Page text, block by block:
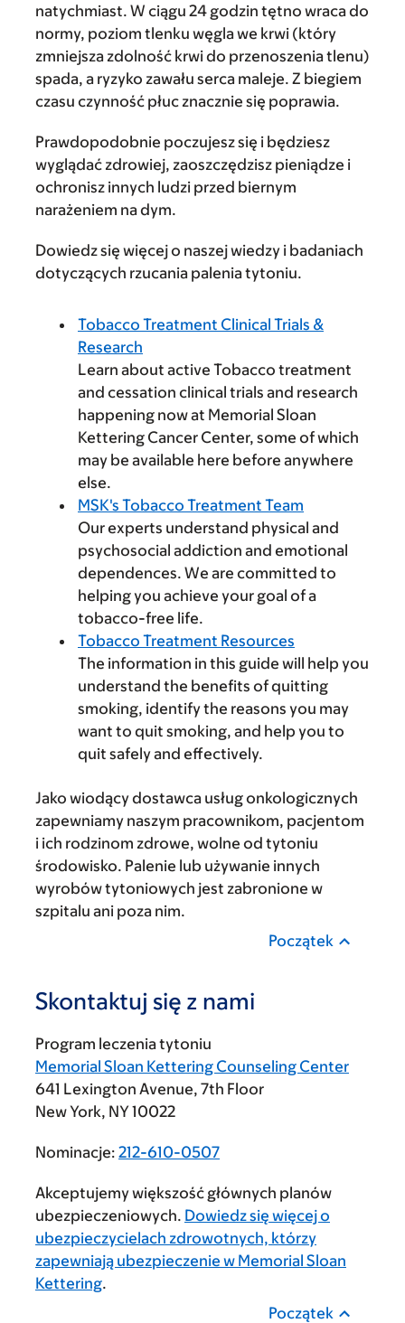
natychmiast. W ciągu 24 godzin tętno wraca do
normy, poziom tlenku węgla we krwi (który
zmniejsza zdolność krwi do przenoszenia tlenu)
spada, a ryzyko zawału serca maleje. Z biegiem
czasu czynność płuc znacznie się poprawia.
Prawdopodobnie poczujesz się i będziesz
wyglądać zdrowiej, zaoszczędzisz pieniądze i
ochronisz innych ludzi przed biernym
narażeniem na dym.
Dowiedz się więcej o naszej wiedzy i badaniach
dotyczących rzucania palenia tytoniu.
Tobacco Treatment Clinical Trials &
Research
Learn about active Tobacco treatment
and cessation clinical trials and research
happening now at Memorial Sloan
Kettering Cancer Center, some of which
may be available here before anywhere
else.
MSK's Tobacco Treatment Team
Our experts understand physical and
psychosocial addiction and emotional
dependences. We are committed to
helping you achieve your goal of a
tobacco-free life.
Tobacco Treatment Resources
The information in this guide will help you
understand the benefits of quitting
smoking, identify the reasons you may
want to quit smoking, and help you to
quit safely and effectively.
Jako wiodący dostawca usług onkologicznych
zapewniamy naszym pracownikom, pacjentom
i ich rodzinom zdrowe, wolne od tytoniu
środowisko. Palenie lub używanie innych
wyrobów tytoniowych jest zabronione w
szpitalu ani poza nim.
Początek
Skontaktuj się z nami
Program leczenia tytoniu
Memorial Sloan Kettering Counseling Center
641 Lexington Avenue, 7th Floor
New York, NY 10022
Nominacje: 212-610-0507
Akceptujemy większość głównych planów
ubezpieczeniowych. Dowiedz się więcej o
ubezpieczycielach zdrowotnych, którzy
zapewniają ubezpieczenie w Memorial Sloan
Kettering.
Początek